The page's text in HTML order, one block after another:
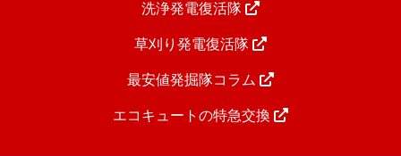
洗浄発電復活隊
草刈り発電復活隊
最安値発掘隊コラム
エコキュートの特急交換